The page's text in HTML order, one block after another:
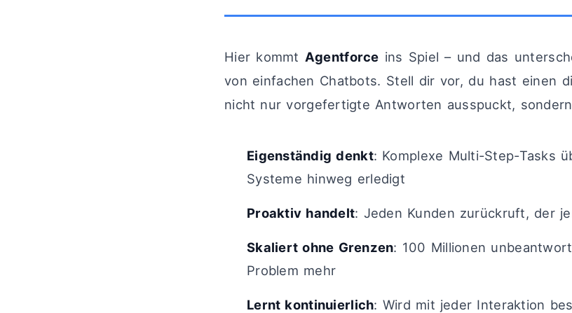
Hier kommt Agentforce ins Spiel – und das
von einfachen Chatbots. Stell dir vor, du hast einen
nicht nur vorgefertigte Antworten ausspuckt,
Eigenständig denkt: Komplexe Multi-Step-Tasks
Systeme hinweg erledigt
Proaktiv handelt: Jeden Kunden zurückruft, der
Skaliert ohne Grenzen: 100 Millionen
Problem mehr
Lernt kontinuierlich: Wird mit jeder Interaktion